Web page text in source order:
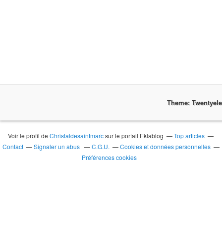
Theme:
Voir le profil deChristaldesaintmarcsur le portail Eklablog
Top articles
Contact
Signaler un abus C.G.U.
Cookies et données personnelles
Préférences cookies